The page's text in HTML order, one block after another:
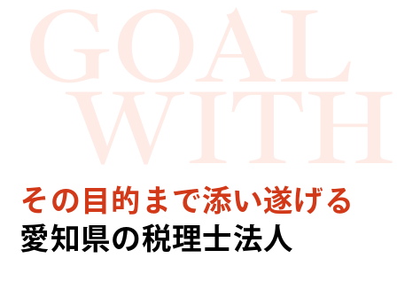
GOAL
WITH
その目的まで添い遂げる
愛知県の税理士法人